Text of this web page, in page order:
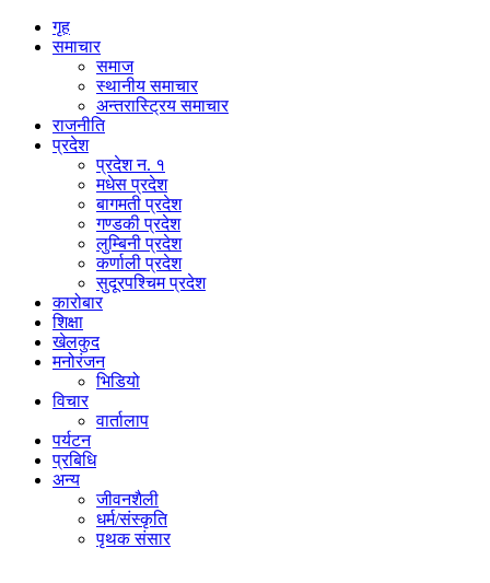
गृह
समाचार
समाज
स्थानीय समाचार
अन्तरास्ट्रिय समाचार
राजनीति
प्रदेश
प्रदेश न. १
मधेस प्रदेश
बागमती प्रदेश
गण्डकी प्रदेश
लुम्बिनी प्रदेश
कर्णाली प्रदेश
सुदूरपश्चिम प्रदेश
कारोबार
शिक्षा
खेलकुद
मनोरंजन
भिडियो
विचार
वार्तालाप
पर्यटन
प्रबिधि
अन्य
जीवनशैली
धर्म/संस्कृति
पृथक संसार